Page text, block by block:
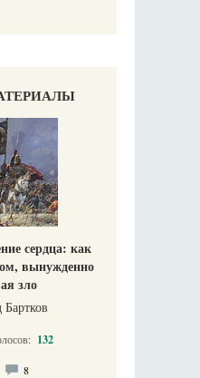
сердца: как
вынужденно
зло
132
8